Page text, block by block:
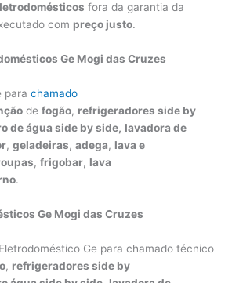
fora da garantia da
com preço justo.
Ge Mogi das Cruzes
parachamado
defogão, refrigeradores side by
de água side by side, lavadora de
,geladeiras,adega, lava e
,frigobar, lava
.
Ge Mogi das Cruzes
Ge para chamado técnico
, refrigeradores side by